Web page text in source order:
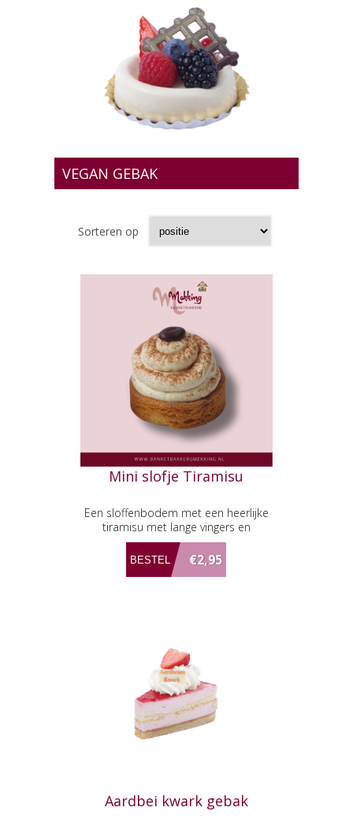
VEGAN GEBAK
Sorteren op
Mini slofje Tiramisu
Een sloffenbodem met een heerlijke
tiramisu met lange vingers en
koffielikeur.
€2,95
Aardbei kwark gebak